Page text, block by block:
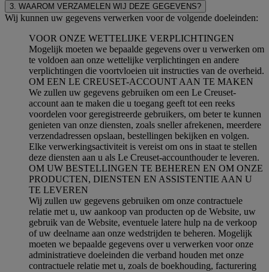
3. WAAROM VERZAMELEN WIJ DEZE GEGEVENS?
Wij kunnen uw gegevens verwerken voor de volgende doeleinden:
VOOR ONZE WETTELIJKE VERPLICHTINGEN
Mogelijk moeten we bepaalde gegevens over u verwerken om
te voldoen aan onze wettelijke verplichtingen en andere
verplichtingen die voortvloeien uit instructies van de overheid.
OM EEN LE CREUSET-ACCOUNT AAN TE MAKEN
We zullen uw gegevens gebruiken om een Le Creuset-
account aan te maken die u toegang geeft tot een reeks
voordelen voor geregistreerde gebruikers, om beter te kunnen
genieten van onze diensten, zoals sneller afrekenen, meerdere
verzendadressen opslaan, bestellingen bekijken en volgen.
Elke verwerkingsactiviteit is vereist om ons in staat te stellen
deze diensten aan u als Le Creuset-accounthouder te leveren.
OM UW BESTELLINGEN TE BEHEREN EN OM ONZE
PRODUCTEN, DIENSTEN EN ASSISTENTIE AAN U
TE LEVEREN
Wij zullen uw gegevens gebruiken om onze contractuele
relatie met u, uw aankoop van producten op de Website, uw
gebruik van de Website, eventuele latere hulp na de verkoop
of uw deelname aan onze wedstrijden te beheren. Mogelijk
moeten we bepaalde gegevens over u verwerken voor onze
administratieve doeleinden die verband houden met onze
contractuele relatie met u, zoals de boekhouding, facturering